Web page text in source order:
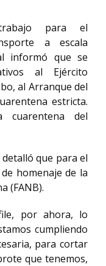
para el
a escala
informó que se
al Ejército
al Arranque del
estricta.
cuarentena del
que para el
homenaje de la
(FANB).
por ahora, lo
cumpliendo
para cortar
que tenemos,